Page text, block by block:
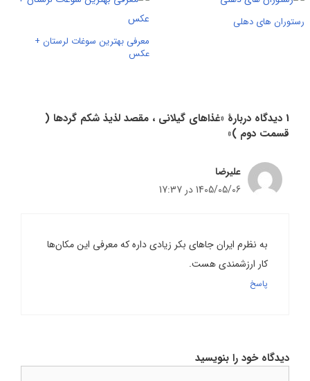
رستوران های دهلی
معرفی بهترین سوغات لرستان +
عکس
1 دیدگاه دربارهٔ «غذاهای گیلانی ، مقصد لذیذ شکم گردها (
قسمت دوم )»
علیرضا
1405/05/06 در 17:37
به نظرم ایران جاهای بکر زیادی داره که معرفی این مکان‌ها
کار ارزشمندی هست.
پاسخ
دیدگاه خود را بنویسید